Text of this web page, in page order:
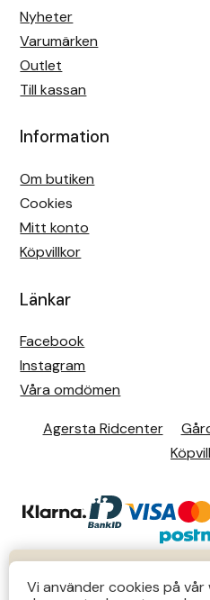
KUNDTJÄNST
Nyheter
Varumärken
Outlet
Till kassan
Information
Om butiken
Cookies
Mitt konto
Köpvillkor
Länkar
Facebook
Instagram
Våra omdömen
Agersta Ridcenter
Vi använder cookies på